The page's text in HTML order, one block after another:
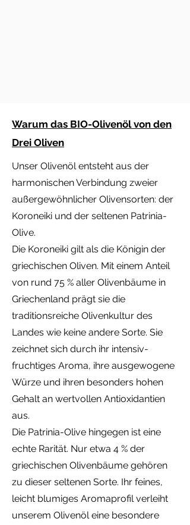
Warum das BIO-Olivenöl von den
Drei Oliven
Unser Olivenöl entsteht aus der
harmonischen Verbindung zweier
außergewöhnlicher Olivensorten: der
Koroneiki und der seltenen Patrinia-
Olive.
Die Koroneiki gilt als die Königin der
griechischen Oliven. Mit einem Anteil
von rund 75 % aller Olivenbäume in
Griechenland prägt sie die
traditionsreiche Olivenkultur des
Landes wie keine andere Sorte. Sie
zeichnet sich durch ihr intensiv-
fruchtiges Aroma, ihre ausgewogene
Würze und ihren besonders hohen
Gehalt an wertvollen Antioxidantien
aus.
Die Patrinia-Olive hingegen ist eine
echte Rarität. Nur etwa 4 % der
griechischen Olivenbäume gehören
zu dieser seltenen Sorte. Ihr feines,
leicht blumiges Aromaprofil verleiht
unserem Olivenöl eine besondere